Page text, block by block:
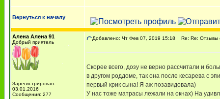
Вернуться к началу
Алена Алена 91
Добрый приятель
Зарегистрирован:
03.01.2016
Сообщения: 277
Добавлено: Чт Фев 07, 2019 15:18 Re: Re: Отзывы
Скорее всего, дозу не верно рассчитали и
в другом роддоме, так она после кесарева с
первый крик сына! Я аж позавидовала)
У нас тоже матрасы лежали на окнах) На